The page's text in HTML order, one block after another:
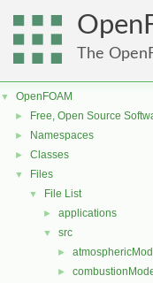
The
▼ OpenFOAM
► Free, Open Source
► Namespaces
► Classes
▼ Files
▼ File List
► applications
▼ src
►
►